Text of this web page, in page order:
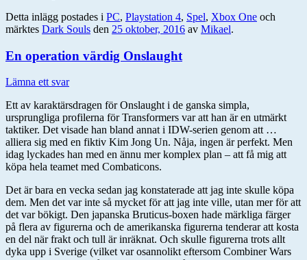
Detta inlägg postades i PC, Playstation 4, Spel, Xbox One och
märktes Dark Souls den 25 oktober, 2016 av Mikael.
En operation värdig Onslaught
Lämna ett svar
Ett av karaktärsdragen för Onslaught i de ganska simpla,
ursprungliga profilerna för Transformers var att han är en utmärkt
taktiker. Det visade han bland annat i IDW-serien genom att …
alliera sig med en fiktiv Kim Jong Un. Nåja, ingen är perfekt. Men
idag lyckades han med en ännu mer komplex plan – att få mig att
köpa hela teamet med Combaticons.
Det är bara en vecka sedan jag konstaterade att jag inte skulle köpa
dem. Men det var inte så mycket för att jag inte ville, utan mer för att
det var bökigt. Den japanska Bruticus-boxen hade märkliga färger
på flera av figurerna och de amerikanska figurerna tenderar att kosta
en del när frakt och tull är inräknat. Och skulle figurerna trots allt
dyka upp i Sverige (vilket var osannolikt eftersom Combiner Wars